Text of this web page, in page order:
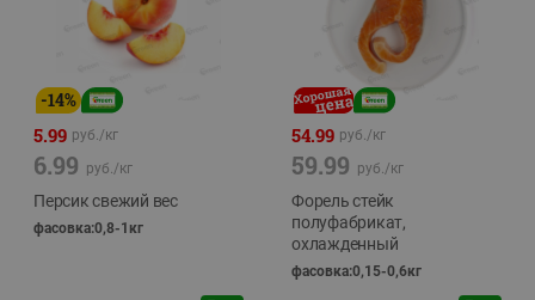
-14%
5.99 руб./кг
6.99 руб./кг
Персик свежий вес
фасовка:0,8-1кг
54.99 руб./кг
59.99 руб./кг
Форель стейк
полуфабрикат,
охлажденный
фасовка:0,15-0,6кг